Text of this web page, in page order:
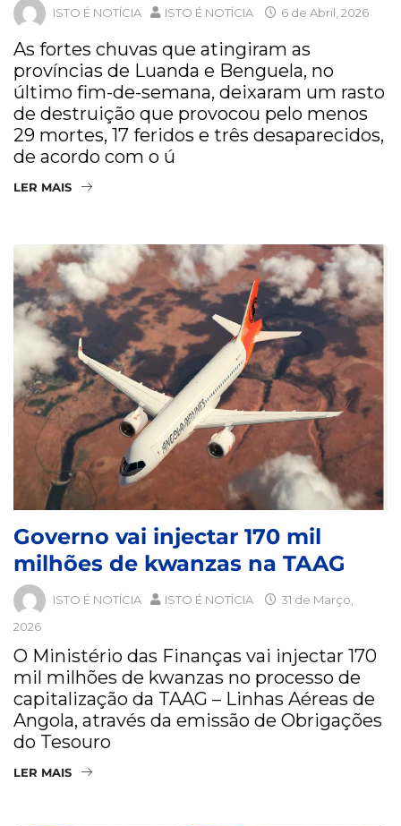
ISTO É NOTÍCIA ISTO É NOTÍCIA 6 de Abril, 2026
As fortes chuvas que atingiram as
províncias de Luanda e Benguela, no
último fim-de-semana, deixaram um rasto
de destruição que provocou pelo menos
29 mortes, 17 feridos e três desaparecidos,
de acordo com o ú
LER MAIS
Governo vai injectar 170 mil
milhões de kwanzas na TAAG
ISTO É NOTÍCIA ISTO É NOTÍCIA
31 de Março,
2026
O Ministério das Finanças vai injectar 170
mil milhões de kwanzas no processo de
capitalização da TAAG – Linhas Aéreas de
Angola, através da emissão de Obrigações
do Tesouro
LER MAIS